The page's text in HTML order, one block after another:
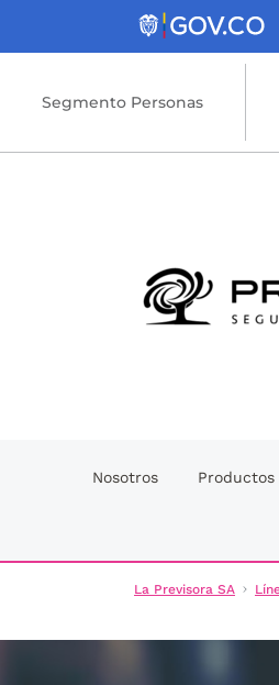
Saltar al contenido principal
Segmento Personas
Nosotros Productos
La Previsora SA